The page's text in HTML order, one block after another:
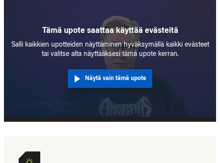
Tämä upote saattaa käyttää evästeitä
Salli kaikkien upotteiden näyttäminen hyväksymällä kaikki evästeet
tai valitse alta näyttääksesi tämä upote kerran.
Näytä vain tämä upote